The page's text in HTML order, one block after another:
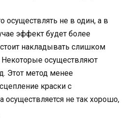
осуществлять не в один, а в
эффект будет более
накладывать слишком
Некоторые осуществляют
Этот метод менее
краски с
осуществляется не так хорошо,